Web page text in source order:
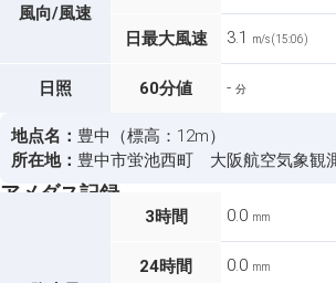
風向/風速
日最大風速 3.1 m/s (15:06)
日照 60分値 - 分
地点名： 豊中（標高：12m）
所在地： 豊中市蛍池西町 大阪航空気象観
アメダス記録
3時間 0.0 mm
24時間 0.0 mm